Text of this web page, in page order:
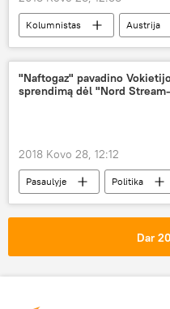
Kolumnistas
Austrija
Martinas Zelneris
nacionalizmas
identitaristai
"Naftogaz" pavadino
sprendimą dėl "Nord
2018 Kovo 28, 12:12
Pasaulyje Politika
Ukraina
Vokietija
Dujotiekio "Nord Stream-2"
Dar